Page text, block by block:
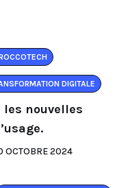
DIGITALE
les nouvelles
OCTOBRE 2024